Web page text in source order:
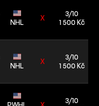
NHL
X
3/10
1 500 Kč
NHL
X
3/10
1 500 Kč
3/10